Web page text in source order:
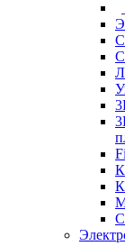
С
С